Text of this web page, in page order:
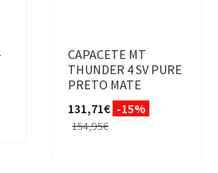
CAPACETE MT
THUNDER 4 SV PURE
PRETO MATE
131,71€ -15%
154,95€